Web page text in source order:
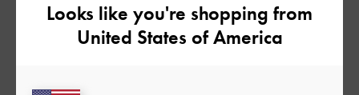
デザイン
Looks like you're shopping from
United States of America